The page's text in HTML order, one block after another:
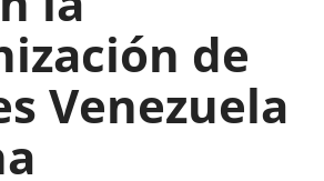
de
Venezuela